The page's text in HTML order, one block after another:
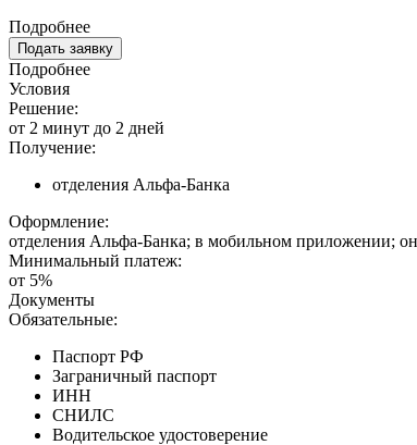
Подробнее
Подать заявку
Подробнее
Условия
Решение:
от 2 минут до 2 дней
Получение:
отделения Альфа-Банка
Оформление:
отделения Альфа-Банка; в мобильном приложении;
Минимальный платеж:
от 5%
Документы
Обязательные:
Паспорт РФ
Заграничный паспорт
ИНН
СНИЛС
Водительское удостоверение